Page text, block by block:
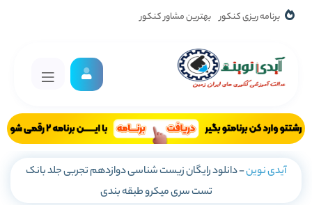
برنامه ریزی کنکور بهترین مشاور کنکور
آیدی نوین-دانلود رایگان زیست شناسی دوازدهم تجربی جلد بانک
تست سری میکرو طبقه بندی